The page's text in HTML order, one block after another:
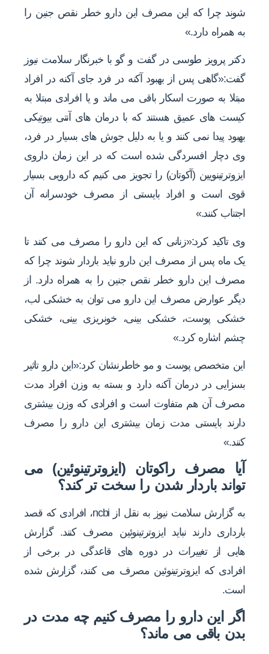
شوند چرا که این مصرف این دارو خطر نقص جنین را
به همراه دارد.»
دکتر پرویز طوسی در گفت و گو با خبرنگار سلامت نیوز
گفت:«گاهی پس از بهبود آکنه در فرد جای آکنه در افراد
مبتلا به صورت اسکار باقی می ماند و یا افرادی مبتلا به
کیست های عمیق هستند که با درمان های آنتی بیوتیکی
بهبود پیدا نمی کنند و یا به دلیل جوش های بسیار در فرد،
وی دچار افسردگی شده است که در این زمان داروی
ایزوترتینویین (آکوتان) را تجویز می کنیم که دارویی بسیار
قوی است و افراد بایستی از مصرف خودسرانه آن
اجتناب کنند.»
وی تاکید کرد:«زنانی که این دارو را مصرف می کنند تا
یک ماه پس از مصرف این دارو نباید باردار شوند چرا که
مصرف این دارو خطر نقص جنین را به همراه دارد. از
دیگر عوارض مصرف این دارو می توان به خشکی لب،
خشکی پوست، خشکی بینی، خونریزی بینی، خشکی
چشم اشاره کرد.»
این متخصص پوست و مو خاطرنشان کرد:«این دارو تاثیر
بسزایی در درمان آکنه دارد و بسته به وزن افراد مدت
مصرف آن هم متفاوت است و افرادی که وزن بیشتری
دارند بایستی مدت زمان بیشتری این دارو را مصرف
کنند.»
آیا مصرف راکوتان (ایزوترتینوئین) می
تواند باردار شدن را سخت تر کند؟
به گزارش سلامت نیوز به نقل از ncbi، افرادی که قصد
بارداری دارند نباید ایزوترتینوئین مصرف کنند. گزارش
هایی از تغییرات در دوره های قاعدگی در برخی از
افرادی که ایزوترتینوئین مصرف می کنند، گزارش شده
است.
اگر این دارو را مصرف کنیم چه مدت در
بدن باقی می ماند؟